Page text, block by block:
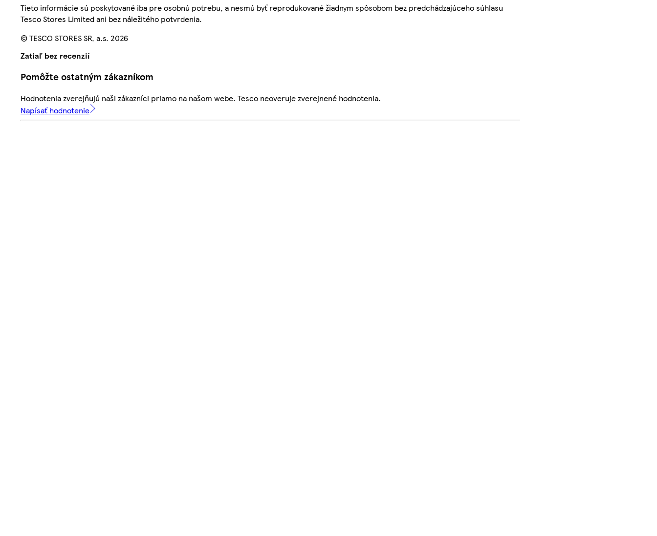
Tieto informácie sú poskytované iba pre osobnú potrebu, a nesmú byť reprodukované žiadnym spôsobom bez predchádzajúceho súhlasu
Tesco Stores Limited ani bez náležitého potvrdenia.
© TESCO STORES SR, a.s. 2026
Zatiaľ bez recenzií
Pomôžte ostatným zákazníkom
Hodnotenia zverejňujú naši zákazníci priamo na našom webe. Tesco neoveruje zverejnené hodnotenia.
Napísať hodnotenie